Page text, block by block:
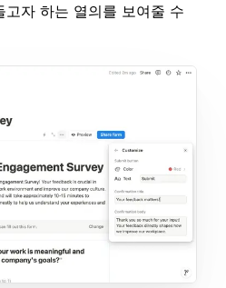
고자 하는 열의를 보여줄 수